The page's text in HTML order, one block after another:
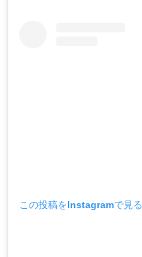
この投稿をInstagramで見る